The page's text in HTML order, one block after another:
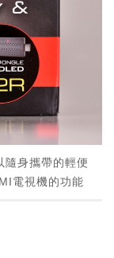
隨身攜帶的輕便
電視機的功能